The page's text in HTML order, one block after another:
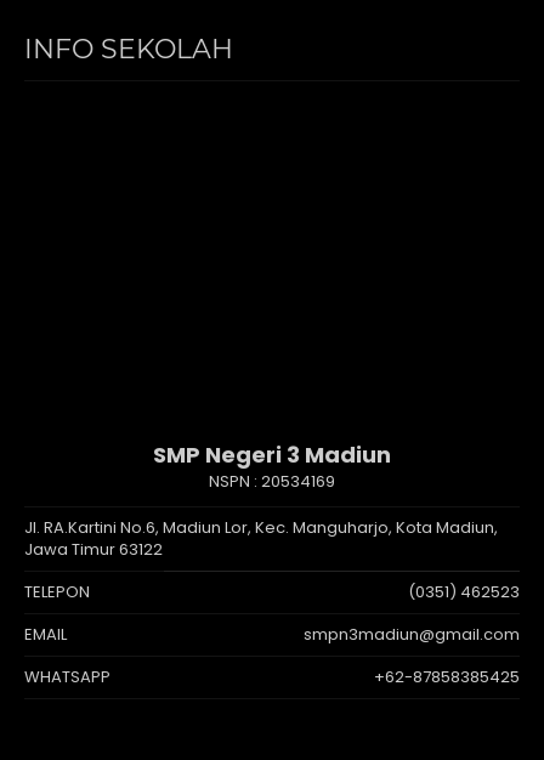
INFO SEKOLAH
SMP Negeri 3 Madiun
NSPN : 20534169
Jl. RA.Kartini No.6, Madiun Lor, Kec. Manguharjo, Kota Madiun,
Jawa Timur 63122
TELEPON
(0351) 462523
EMAIL
smpn3madiun@gmail.com
WHATSAPP
+62-87858385425